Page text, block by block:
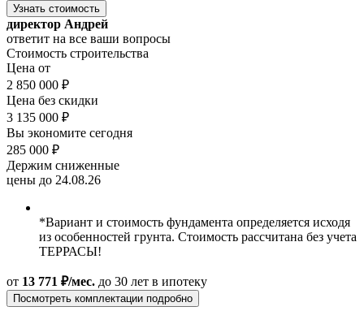
Узнать стоимость
директор Андрей
ответит на все ваши вопросы
Стоимость строительства
Цена от
2 850 000 ₽
Цена без скидки
3 135 000 ₽
Вы экономите сегодня
285 000 ₽
Держим сниженные
цены до 24.08.26
*Вариант и стоимость фундамента определяется исходя
из особенностей грунта. Стоимость рассчитана без учета
ТЕРРАСЫ!
от 13 771 ₽/мес. до 30 лет в ипотеку
Посмотреть комплектации подробно